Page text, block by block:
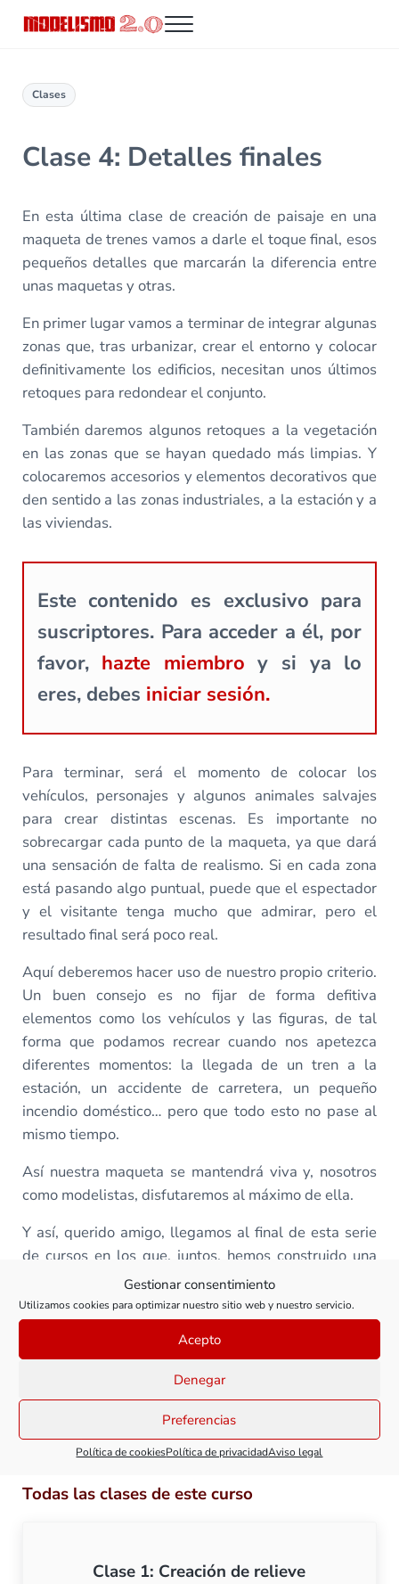
Gestionar consentimiento
Utilizamos cookies para optimizar nuestro sitio web y nuestro servicio.
Acepto
Denegar
Preferencias
Política de cookiesPolítica de privacidadAviso legal
Menu
Clases
Clase 4: Detalles finales
En esta última clase de creación de paisaje en una
maqueta de trenes vamos a darle el toque final, esos
pequeños detalles que marcarán la diferencia entre
unas maquetas y otras.
En primer lugar vamos a terminar de integrar algunas
zonas que, tras urbanizar, crear el entorno y colocar
definitivamente los edificios, necesitan unos últimos
retoques para redondear el conjunto.
También daremos algunos retoques a la vegetación
en las zonas que se hayan quedado más limpias. Y
colocaremos accesorios y elementos decorativos que
den sentido a las zonas industriales, a la estación y a
las viviendas.
Este contenido es exclusivo para
suscriptores. Para acceder a él, por
favor, hazte miembro y si ya lo
eres, debes iniciar sesión.
Para terminar, será el momento de colocar los
vehículos, personajes y algunos animales salvajes
para crear distintas escenas. Es importante no
sobrecargar cada punto de la maqueta, ya que dará
una sensación de falta de realismo. Si en cada zona
está pasando algo puntual, puede que el espectador
y el visitante tenga mucho que admirar, pero el
resultado final será poco real.
Aquí deberemos hacer uso de nuestro propio criterio.
Un buen consejo es no fijar de forma defitiva
elementos como los vehículos y las figuras, de tal
forma que podamos recrear cuando nos apetezca
diferentes momentos: la llegada de un tren a la
estación, un accidente de carretera, un pequeño
incendio doméstico… pero que todo esto no pase al
mismo tiempo.
Así nuestra maqueta se mantendrá viva y, nosotros
como modelistas, disfutaremos al máximo de ella.
Y así, querido amigo, llegamos al final de esta serie
de cursos en los que, juntos, hemos construido una
bonita maqueta de trenes. Espero que te hayan
resultado útiles.
En los próximos cursos hablaremos de muchos más
temas que estoy seguro que podrán ayudarte en tus
trabajos de modelismo.
Todas las clases de este curso
Clase 1: Creación de relieve